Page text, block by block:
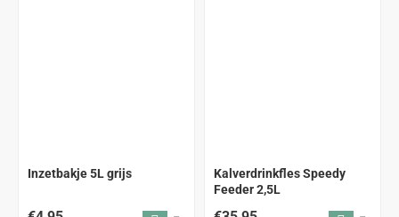
Inzetbakje 5L grijs
Kalverdrinkfles Speedy
Feeder 2,5L